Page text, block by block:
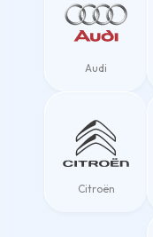
Audi
Citroën